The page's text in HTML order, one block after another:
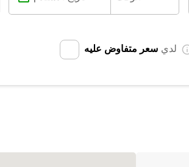
لدي سعر متفاوض عليه